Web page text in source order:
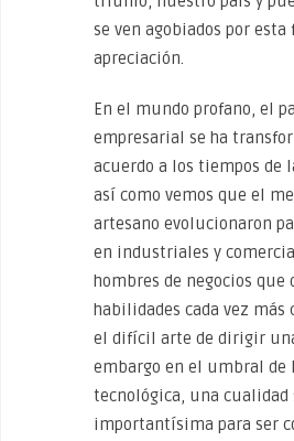
se ven agobiados por esta
apreciación.
En el mundo profano, el
empresarial se ha
acuerdo a los tiempos de
así como vemos que el
artesano evolucionaron
en industriales y
hombres de negocios que
habilidades cada vez más
el difícil arte de dirigir
embargo en el umbral de
tecnológica, una cualidad
importantísima para ser